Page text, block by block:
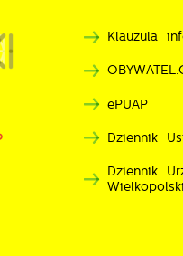
Klauzula
ePUAP
Dziennik
Dziennik